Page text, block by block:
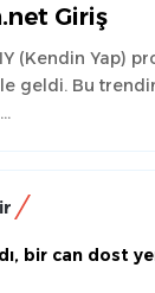
Giriş
(Kendin Yap)
geldi. Bu
bir can dost